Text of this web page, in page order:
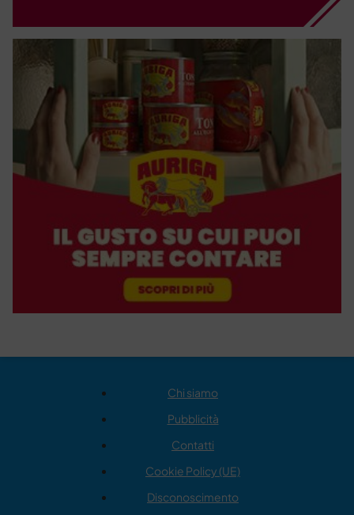
Chi siamo
Pubblicità
Contatti
Cookie Policy (UE)
Disconoscimento